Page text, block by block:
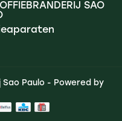
SAO
Paulo - Powered by